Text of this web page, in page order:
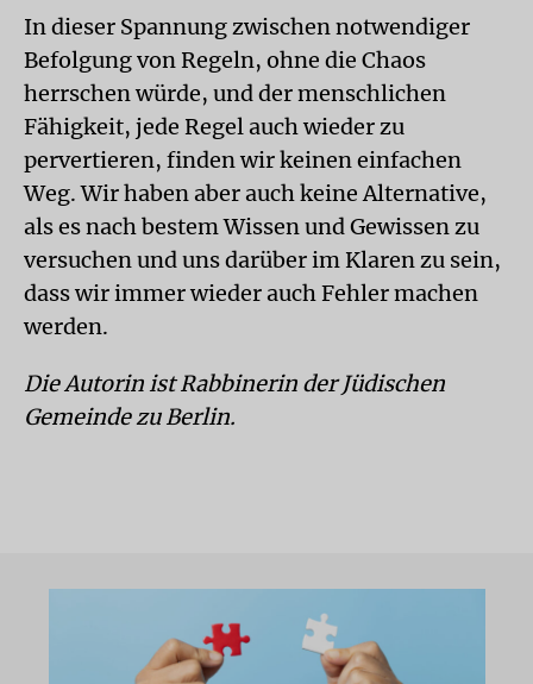
In dieser Spannung zwischen notwendiger
Befolgung von Regeln, ohne die Chaos
herrschen würde, und der menschlichen
Fähigkeit, jede Regel auch wieder zu
pervertieren, finden wir keinen einfachen
Weg. Wir haben aber auch keine Alternative,
als es nach bestem Wissen und Gewissen zu
versuchen und uns darüber im Klaren zu sein,
dass wir immer wieder auch Fehler machen
werden.
Die Autorin ist Rabbinerin der Jüdischen
Gemeinde zu Berlin.